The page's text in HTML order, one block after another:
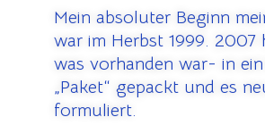
Mein absoluter Beginn
war im Herbst 1999. 2007
was vorhanden war- in
„Paket“ gepackt und es
formuliert.